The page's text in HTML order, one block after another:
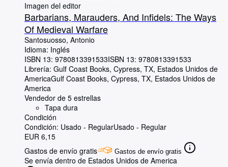
Imagen del editor
Barbarians, Marauders, And Infidels: The Ways
Of Medieval Warfare
Santosuosso, Antonio
Idioma: Inglés
ISBN 13: 9780813391533ISBN 13: 9780813391533
Librería: Gulf Coast Books, Cypress, TX, Estados Unidos de
AmericaGulf Coast Books, Cypress, TX, Estados Unidos de
America
Vendedor de 5 estrellas
Tapa dura
Condición
Condición: Usado - RegularUsado - Regular
EUR 6,15
Gastos de envío gratis
Gastos de envío gratis
Se envía dentro de Estados Unidos de America